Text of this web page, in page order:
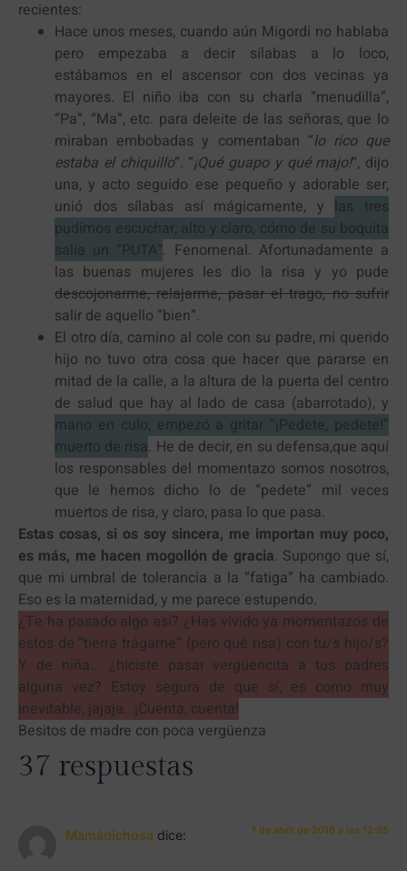
recientes:
Hace unos meses, cuando aún Migordi no hablaba
pero empezaba a decir sílabas a lo loco,
estábamos en el ascensor con dos vecinas ya
mayores. El niño iba con su charla “menudilla”,
“Pa”, “Ma”, etc. para deleite de las señoras, que lo
miraban embobadas y comentaban “lo rico que
estaba el chiquillo“. “¡Qué guapo y qué majo!“, dijo
una, y acto seguido ese pequeño y adorable ser,
unió dos sílabas así mágicamente, y
las tres
pudimos escuchar, alto y claro, cómo de su boquita
salía un “PUTA”. Fenomenal. Afortunadamente a
las buenas mujeres les dio la risa y yo pude
descojonarme, relajarme, pasar el trago, no sufrir
salir de aquello “bien”.
El otro día, camino al cole con su padre, mi querido
hijo no tuvo otra cosa que hacer que pararse en
mitad de la calle, a la altura de la puerta del centro
de salud que hay al lado de casa (abarrotado), y
mano en culo, empezó a gritar “¡Pedete, pedete!”
muerto de risa. He de decir, en su defensa,que aquí
los responsables del momentazo somos nosotros,
que le hemos dicho lo de “pedete” mil veces
muertos de risa, y claro, pasa lo que pasa.
Estas cosas, si os soy sincera, me importan muy poco,
es más, me hacen mogollón de gracia. Supongo que sí,
que mi umbral de tolerancia a la “fatiga” ha cambiado.
Eso es la maternidad, y me parece estupendo.
¿Te ha pasado algo así? ¿Has vivido ya momentazos de
estos de “tierra trágame” (pero qué risa) con tu/s hijo/s?
Y de niña… ¿hiciste pasar vergüencita a tus padres
alguna vez? Estoy segura de que sí, es como muy
inevitable, jajaja. ¡Cuenta, cuenta!
Besitos de madre con poca vergüenza
37 respuestas
Mamádichosa dice: 1 de abril de 2016 a las 12:35